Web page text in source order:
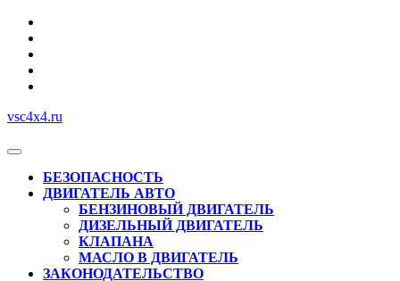
Перейти
содержимому
vsc4x4.ru
Кнопка
ОткрытьБЕЗОПАСНОСТЬ
ДВИГАТЕЛЬ АВТО
БЕНЗИНОВЫЙ ДВИГАТЕЛЬ
ДИЗЕЛЬНЫЙ ДВИГАТЕЛЬ
КЛАПАНА
МАСЛО В ДВИГАТЕЛЬ
ЗАКОНОДАТЕЛЬСТВО